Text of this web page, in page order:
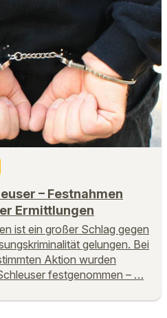
– Festnahmen
Ermittlungen
ist ein großer Schlag gegen
gelungen. Bei
Aktion wurden
festgenommen – …